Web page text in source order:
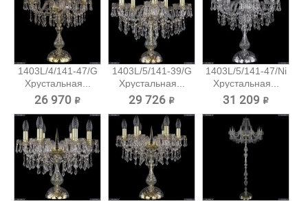
1403L/4/141-47/G
Хрустальная...
26 970 ₽
1403L/5/141-39/G
Хрустальная...
29 726 ₽
1403L/5/141-47/Ni
Хрустальная...
31 209 ₽